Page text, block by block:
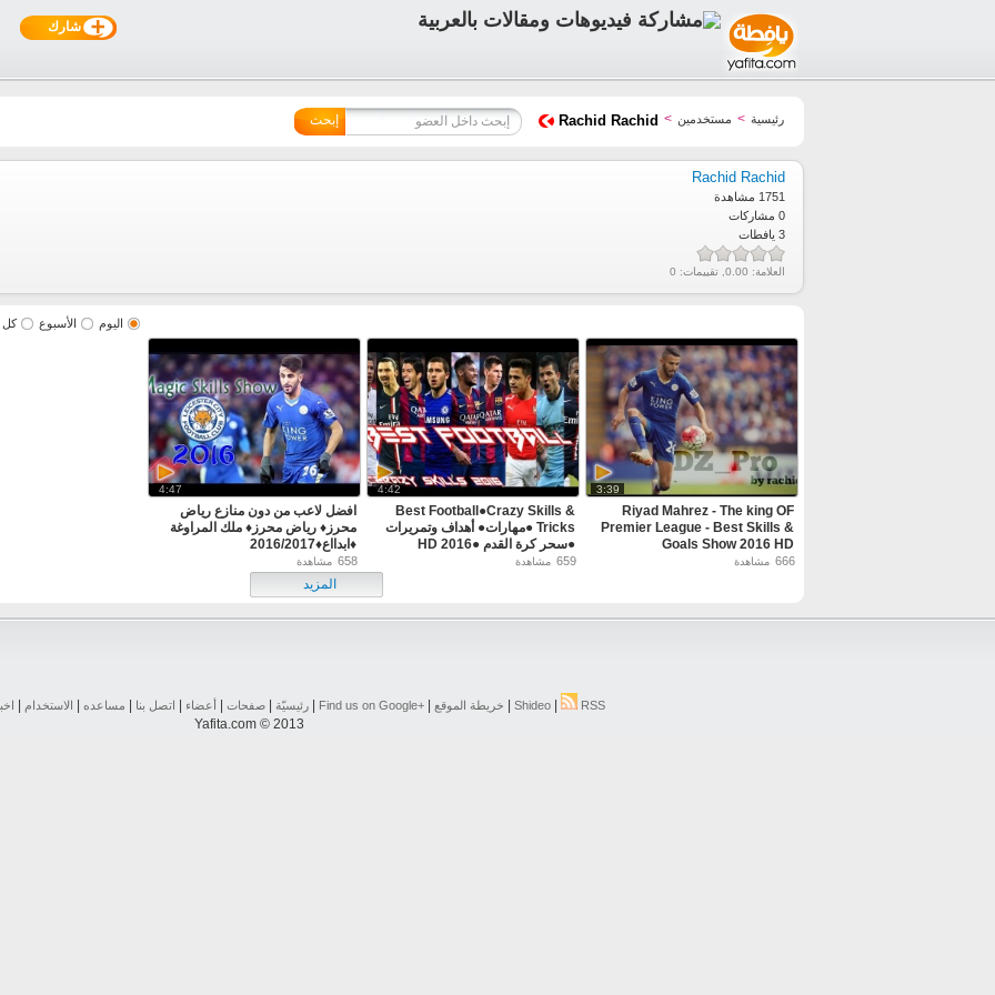
شارك
رئيسية > مستخدمين >
Rachid Rachid إبحث
Rachid Rachid
1751 مشاهدة
0 مشاركات
3 يافطات
العلامة: 0.00 , تقييمات: 0
اليوم الأسبوع كل
3:39
Riyad Mahrez - The king OF
Premier League - Best Skills &
Goals Show 2016 HD
666 مشاهدة
4:42
Best Football●Crazy Skills &
Tricks ●مهارات● أهداف وتمريرات
●سحر كرة القدم ●2016 HD
659 مشاهدة
4:47
افضل لاعب من دون منازع رياض
محرز♦ رياض محرز♦ ملك المراوغة
♦ابدااع♦2016/2017
658 مشاهدة
المزيد
Shideo RSS خريطة الموقع Find us on ‪Google+‬‏ رئيسيّة صفحات أعضاء اتصل بنا مساعده الاستخدام
Yafita.com © 2013